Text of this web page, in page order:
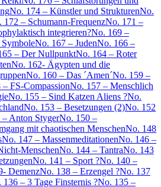
No. 174 – Künstler und StrukturenNo.
172 – Schumann-FrequenzNo. 171 –
integrieren?No. 169 –
No. 167 – JudenNo. 166 –
– Der NullpunktNo. 164 – Roter
No. 162- Ägypten und die
No. 160 – Das ´Amen´No. 159 –
FS-CompassionNo. 157 – Menschlich
No. 155 – Sind Katzen Aliens ?No.
No. 153 – Besetzungen (2)No. 152
Anton StygerNo. 150 –
mit chaotischen MenschenNo. 148
No. 147 – MassenmeditationenNo. 146 –
MenschenNo. 144 – TantraNo. 143
No. 141 – Sport ?No. 140 –
DemenzNo. 138 – Erzengel ?No. 137
136 – 3 Tage Finsternis ?No. 135 –